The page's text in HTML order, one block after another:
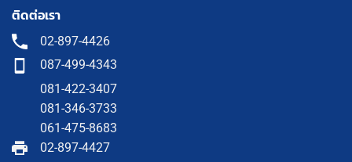
ติดต่อเรา
02-897-4426
087-499-4343
081-422-3407
081-346-3733
061-475-8683
02-897-4427